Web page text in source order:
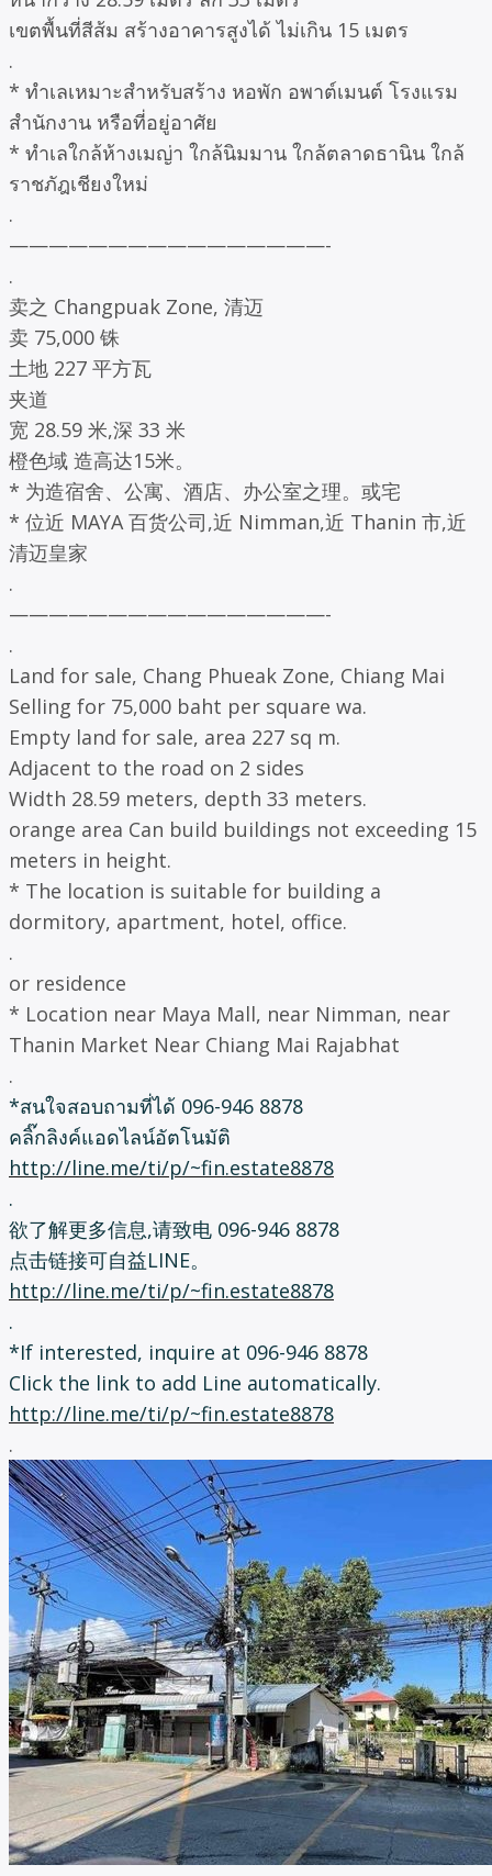
เขตพื้นที่สีส้ม สร้างอาคารสูงได้ ไม่เกิน 15 เมตร
.
* ทำเลเหมาะสำหรับสร้าง หอพัก อพาต์เมนต์ โรงแรม
สำนักงาน หรือที่อยู่อาศัย
* ทำเลใกล้ห้างเมญ่า ใกล้นิมมาน ใกล้ตลาดธานิน ใกล้
ราชภัฎเชียงใหม่
.
————————————————-
.
卖之 Changpuak Zone, 清迈
卖 75,000 铢
土地 227 平方瓦
夹道
宽 28.59 米,深 33 米
橙色域 造高达15米。
* 为造宿舍、公寓、酒店、办公室之理。或宅
* 位近 MAYA 百货公司,近 Nimman,近 Thanin 市,近
清迈皇家
.
————————————————-
.
Land for sale, Chang Phueak Zone, Chiang Mai
Selling for 75,000 baht per square wa.
Empty land for sale, area 227 sq m.
Adjacent to the road on 2 sides
Width 28.59 meters, depth 33 meters.
orange area Can build buildings not exceeding 15
meters in height.
* The location is suitable for building a
dormitory, apartment, hotel, office.
.
or residence
* Location near Maya Mall, near Nimman, near
Thanin Market Near Chiang Mai Rajabhat
.
*สนใจสอบถามที่ได้ 096-946 8878
คลิ๊กลิงค์แอดไลน์อัตโนมัติ
http://line.me/ti/p/~fin.estate8878
.
欲了解更多信息,请致电 096-946 8878
点击链接可自益LINE。
http://line.me/ti/p/~fin.estate8878
.
*If interested, inquire at 096-946 8878
Click the link to add Line automatically.
http://line.me/ti/p/~fin.estate8878
.